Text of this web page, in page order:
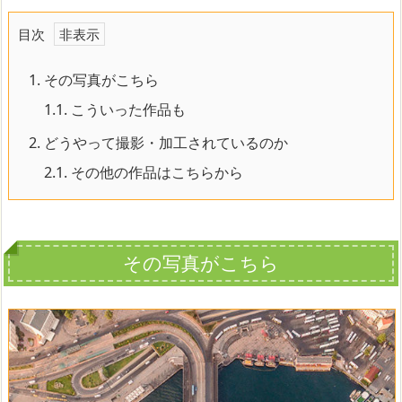
目次
1. その写真がこちら
1.1. こういった作品も
2. どうやって撮影・加工されているのか
2.1. その他の作品はこちらから
その写真がこちら